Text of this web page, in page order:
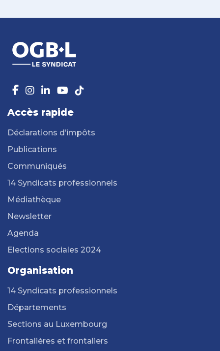
Accès rapide
Déclarations d’impôts
Publications
Communiqués
14 Syndicats professionnels
Médiathèque
Newsletter
Agenda
Elections sociales 2024
Organisation
14 Syndicats professionnels
Départements
Sections au Luxembourg
Frontalières et frontaliers